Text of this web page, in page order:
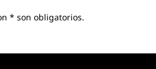
* son obligatorios.